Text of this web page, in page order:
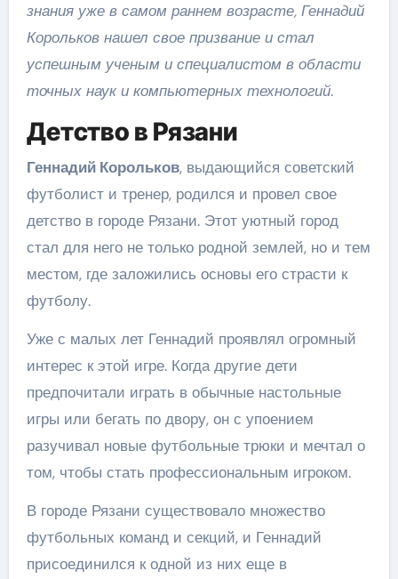
знания уже в самом раннем возрасте, Геннадий
Корольков нашел свое призвание и стал
успешным ученым и специалистом в области
точных наук и компьютерных технологий.
Детство в Рязани
Геннадий Корольков, выдающийся советский
футболист и тренер, родился и провел свое
детство в городе Рязани. Этот уютный город
стал для него не только родной землей, но и тем
местом, где заложились основы его страсти к
футболу.
Уже с малых лет Геннадий проявлял огромный
интерес к этой игре. Когда другие дети
предпочитали играть в обычные настольные
игры или бегать по двору, он с упоением
разучивал новые футбольные трюки и мечтал о
том, чтобы стать профессиональным игроком.
В городе Рязани существовало множество
футбольных команд и секций, и Геннадий
присоединился к одной из них еще в